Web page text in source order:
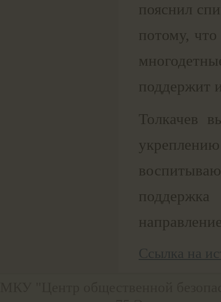
пояснил
потому,
поддержит
Толкачев
Ссылка на